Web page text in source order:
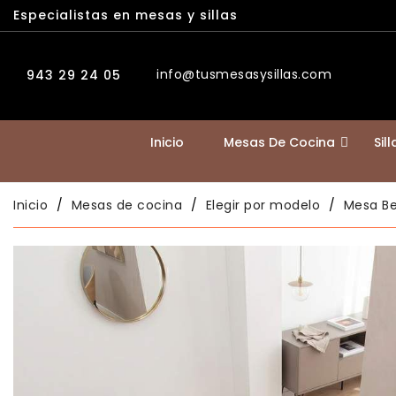
Especialistas en mesas y sillas
943 29 24 05 info@tusmesasysillas.com
Inicio Mesas De Cocina
Inicio Mesas de cocina Elegir por modelo Mesa